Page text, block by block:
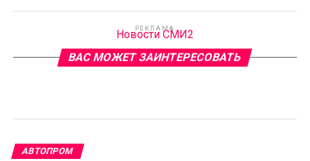
РЕКЛАМА
Новости СМИ2
ВАС МОЖЕТ ЗАИНТЕРЕСОВАТЬ
АВТОПРОМ